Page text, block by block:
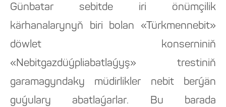
Günbatar sebitde iri önümçilik
kärhanalarynyň biri bolan «Türkmennebit»
döwlet konserniniň
«Nebitgazdüýpliabatlaýyş» trestiniň
garamagyndaky müdirlikler nebit berýän
guýulary abatlaýarlar. Bu barada